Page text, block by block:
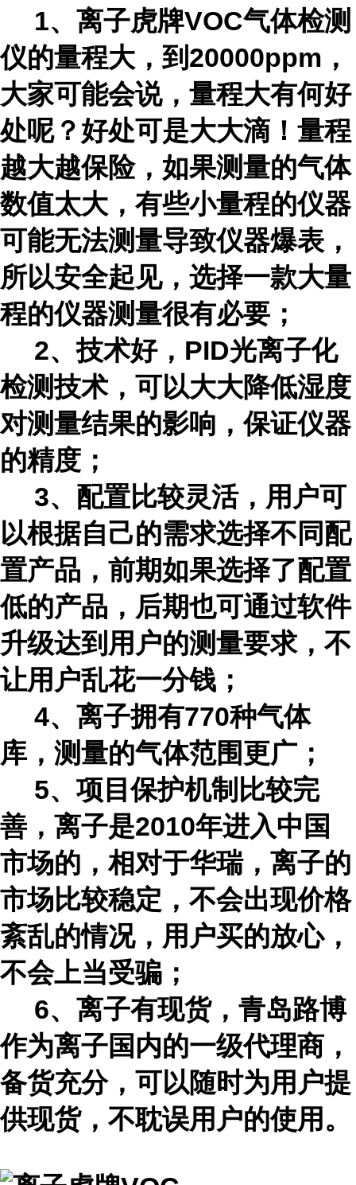
1、离子虎牌VOC气体检测
仪的量程大，到20000ppm，
大家可能会说，量程大有何好
处呢？好处可是大大滴！量程
越大越保险，如果测量的气体
数值太大，有些小量程的仪器
可能无法测量导致仪器爆表，
所以安全起见，选择一款大量
程的仪器测量很有必要；
2、技术好，PID光离子化
检测技术，可以大大降低湿度
对测量结果的影响，保证仪器
的精度；
3、配置比较灵活，用户可
以根据自己的需求选择不同配
置产品，前期如果选择了配置
低的产品，后期也可通过软件
升级达到用户的测量要求，不
让用户乱花一分钱；
4、离子拥有770种气体
库，测量的气体范围更广；
5、项目保护机制比较完
善，离子是2010年进入中国
市场的，相对于华瑞，离子的
市场比较稳定，不会出现价格
紊乱的情况，用户买的放心，
不会上当受骗；
6、离子有现货，青岛路博
作为离子国内的一级代理商，
备货充分，可以随时为用户提
供现货，不耽误用户的使用。